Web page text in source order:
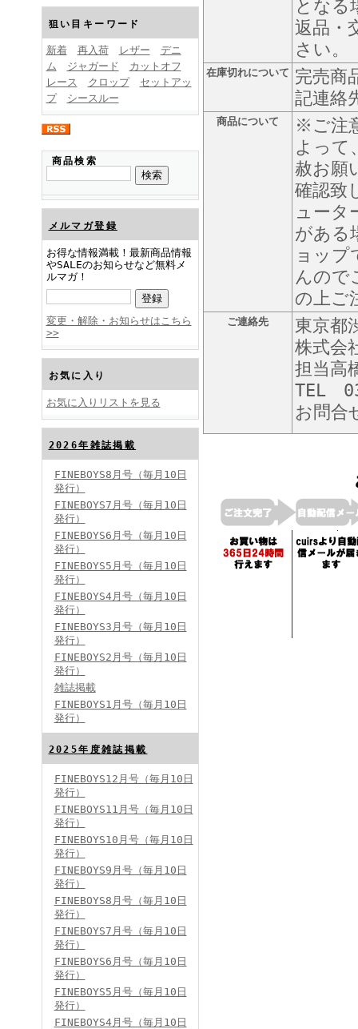
FINEBOYS2024年12月号
FINEBOYS2024年11月号
FINEBOYS2024年10月号
FINEBOYS2024年9月号
FINEBOYS2024年8月号
FINEBOYS2024年7月号
狙い目キーワード
新着 再入荷 レザー
デニ
ム
ジャガード
カットオフ
レース
クロップ
セットアッ
プ
シースルー
商品検索
メルマガ登録
お得な情報満載！最新商品情報
やSALEのお知らせなど無料メ
ルマガ！
変更・解除・お知らせはこちら
>>
お気に入り
お気に入りリストを見る
2026年雑誌掲載
FINEBOYS8月号（毎月10日
発行）
FINEBOYS7月号（毎月10日
発行）
FINEBOYS6月号（毎月10日
発行）
FINEBOYS5月号（毎月10日
発行）
FINEBOYS4月号（毎月10日
発行）
FINEBOYS3月号（毎月10日
発行）
FINEBOYS2月号（毎月10日
発行）
雑誌掲載
FINEBOYS1月号（毎月10日
発行）
2025年度雑誌掲載
FINEBOYS12月号（毎月10日
発行）
FINEBOYS11月号（毎月10日
発行）
FINEBOYS10月号（毎月10日
発行）
FINEBOYS9月号（毎月10日
発行）
FINEBOYS8月号（毎月10日
発行）
FINEBOYS7月号（毎月10日
発行）
FINEBOYS6月号（毎月10日
発行）
FINEBOYS5月号（毎月10日
発行）
FINEBOYS4月号（毎月10日
となる
返品・
さい。
在庫切れについて 完売商
記連絡
商品について
※ご注
よって
赦お願
確認致
ュータ
がある
ョップ
んので
の上ご
ご連絡先
東京都
株式会
担当高
TEL
お問合